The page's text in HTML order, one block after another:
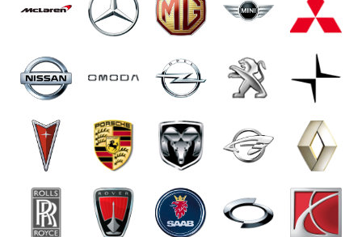
6000 руб. Это одно из лучших предложений на
рынке Москвы при неизменно высоком качестве